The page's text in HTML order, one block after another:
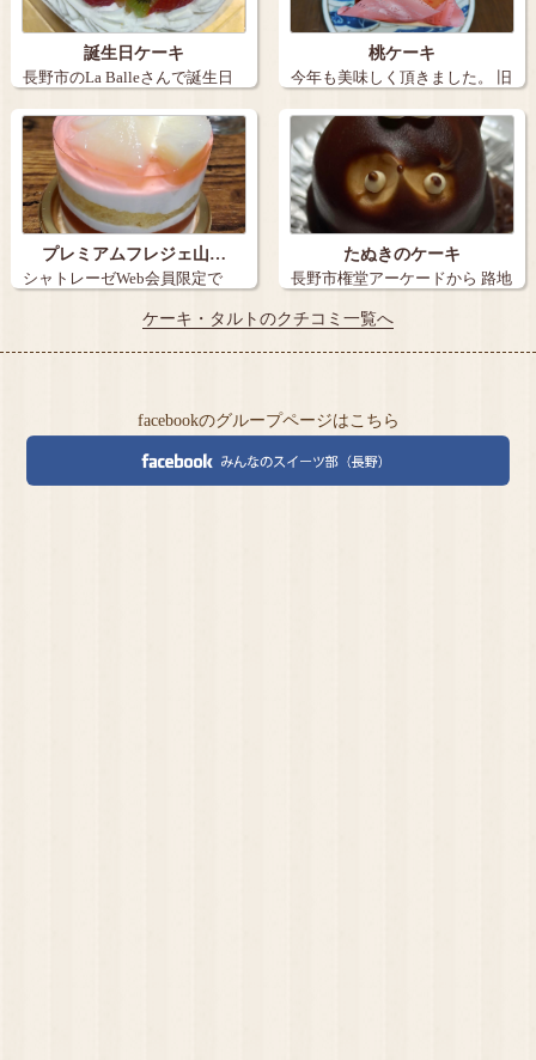
誕生日ケーキ
長野市のLa Balleさんで誕生日
ケー…
桃ケーキ
今年も美味しく頂きました。 旧
丸子の【…
プレミアムフレジェ山…
シャトレーゼWeb会員限定で
たぬきのケーキ
長野市権堂アーケードから 路地
ケーキ・タルトのクチコミ一覧へ
facebookのグループページはこちら